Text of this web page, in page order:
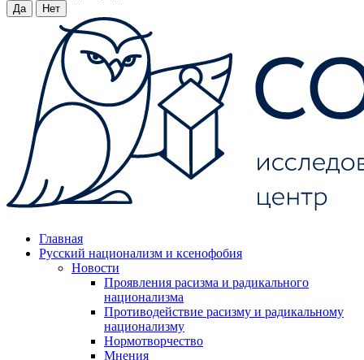
Да Нет
Главная
Русский национализм и ксенофобия
Новости
Проявления расизма и радикального
национализма
Противодействие расизму и радикальному
национализму
Нормотворчество
Мнения